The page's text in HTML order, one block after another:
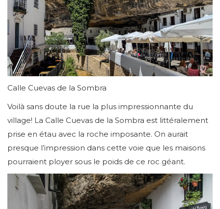
Calle Cuevas de la Sombra
Voilà sans doute la rue la plus impressionnante du
village! La Calle Cuevas de la Sombra est littéralement
prise en étau avec la roche imposante. On aurait
presque l’impression dans cette voie que les maisons
pourraient ployer sous le poids de ce roc géant.